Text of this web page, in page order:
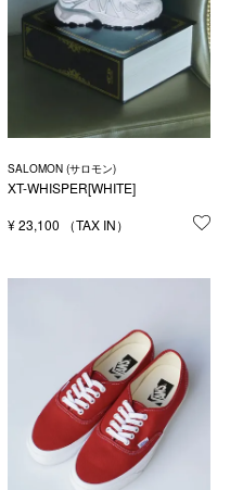
お気に入りに登録する
SALOMON (サロモン)
XT-WHISPER[WHITE]
¥23,100